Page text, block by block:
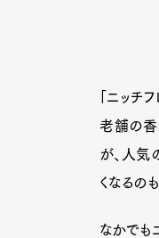
「ニッチ
老舗の香
が、人気
くなるの
なかでも